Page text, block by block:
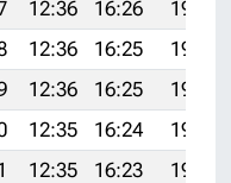
12:36 16:26
19:35
12:36 16:25
19:34
12:36 16:25
19:33
12:35 16:24
19:31
12:35 16:23
19:30